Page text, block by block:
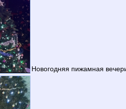
Новогодняя пижамная